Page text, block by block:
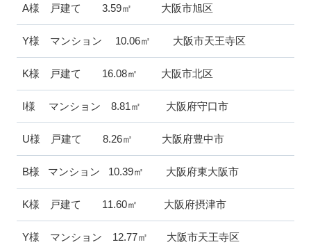
A様 戸建て 3.59㎡ 大阪市旭区
Y様 マンション 10.06㎡ 大阪市天王寺区
K様 戸建て 16.08㎡ 大阪市北区
I様 マンション 8.81㎡ 大阪府守口市
U様 戸建て 8.26㎡ 大阪府豊中市
B様 マンション 10.39㎡ 大阪府東大阪市
K様 戸建て 11.60㎡ 大阪府摂津市
Y様 マンション 12.77㎡ 大阪市天王寺区